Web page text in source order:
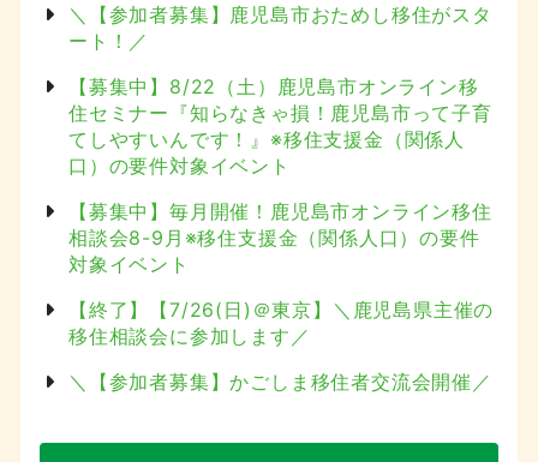
＼【参加者募集】鹿児島市おためし移住がスタ
ート！／
【募集中】8/22（土）鹿児島市オンライン移
住セミナー『知らなきゃ損！鹿児島市って子育
てしやすいんです！』※移住支援金（関係人
口）の要件対象イベント
【募集中】毎月開催！鹿児島市オンライン移住
相談会8-9月※移住支援金（関係人口）の要件
対象イベント
【終了】【7/26(日)＠東京】＼鹿児島県主催の
移住相談会に参加します／
＼【参加者募集】かごしま移住者交流会開催／